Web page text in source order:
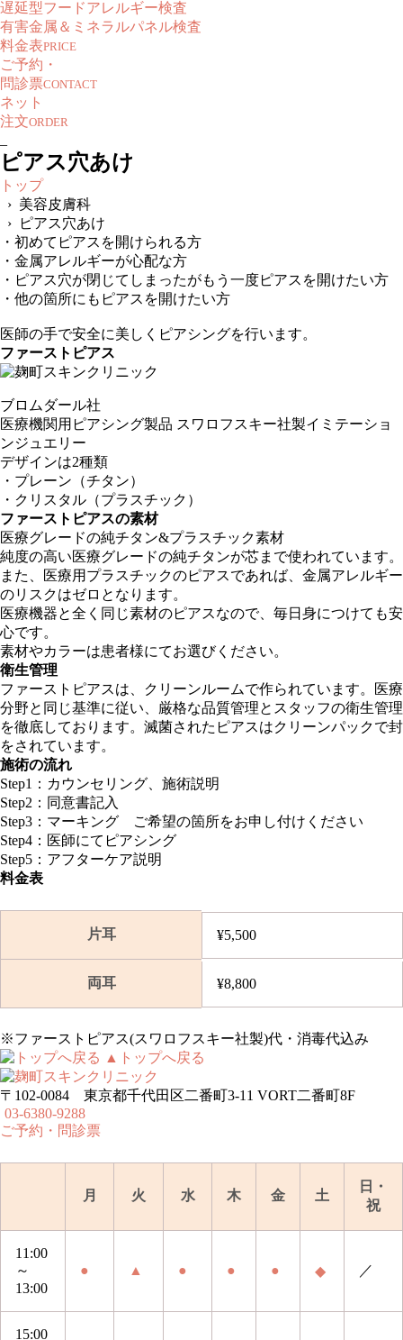
遅延型フードアレルギー検査
有害金属＆ミネラルパネル検査
料金表PRICE
ご予約・
問診票CONTACT
ネット
注文ORDER
ピアス穴あけ
トップ
› 美容皮膚科
› ピアス穴あけ
・初めてピアスを開けられる方
・金属アレルギーが心配な方
・ピアス穴が閉じてしまったがもう一度ピアスを開けたい方
・他の箇所にもピアスを開けたい方
医師の手で安全に美しくピアシングを行います。
ファーストピアス
ブロムダール社
医療機関用ピアシング製品 スワロフスキー社製イミテーショ
ンジュエリー
デザインは2種類
・ プレーン（チタン）
・ クリスタル（プラスチック）
ファーストピアスの素材
医療グレードの純チタン&プラスチック素材
純度の高い医療グレードの純チタンが芯まで使われています。
また、医療用プラスチックのピアスであれば、金属アレルギー
のリスクはゼロとなります。
医療機器と全く同じ素材のピアスなので、毎日身につけても安
心です。
素材やカラーは患者様にてお選びください。
衛生管理
ファーストピアスは、クリーンルームで作られています。医療
分野と同じ基準に従い、厳格な品質管理とスタッフの衛生管理
を徹底しております。滅菌されたピアスはクリーンパックで封
をされています。
施術の流れ
Step1： カウンセリング、施術説明
Step2： 同意書記入
Step3： マーキング ご希望の箇所をお申し付けください
Step4： 医師にてピアシング
Step5： アフターケア説明
料金表
片耳 ¥5,500
両耳 ¥8,800
※ファーストピアス(スワロフスキー社製)代・消毒代込み
▲トップへ戻る
〒102-0084 東京都千代田区二番町3-11 VORT二番町8F
03-6380-9288
ご予約・問診票
月 火 水 木 金 土
日・
祝
11:00
～
13:00
● ▲ ● ● ● ◆ ／
15:00